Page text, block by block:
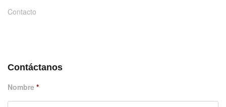
Contacto
Contáctanos
Nombre *